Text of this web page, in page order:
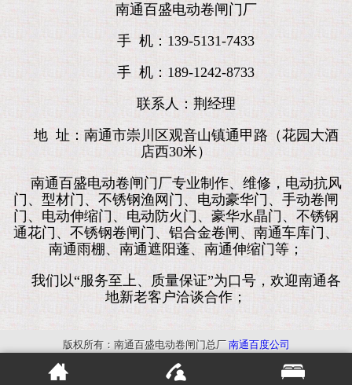
南通百盛电动卷闸门厂
手 机：139-5131-7433
手 机：189-1242-8733
联系人：荆经理
地 址：南通市崇川区观音山镇通甲路（花园大酒
店西30米）
南通百盛电动卷闸门厂专业制作、维修，电动抗风
门、型材门、不锈钢渔网门、电动豪华门、手动卷闸
门、电动伸缩门、电动防火门、豪华水晶门、不锈钢
通花门、不锈钢卷闸门、铝合金卷闸、南通车库门、
南通雨棚、南通遮阳蓬、南通伸缩门等；
我们以“服务至上、质量保证”为口号，欢迎南通各
地新老客户洽谈合作；
版权所有：南通百盛电动卷闸门总厂 南通百度公司